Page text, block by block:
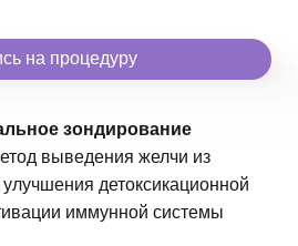
на процедуру
зондирование
выведения желчи из
детоксикационной
иммунной системы